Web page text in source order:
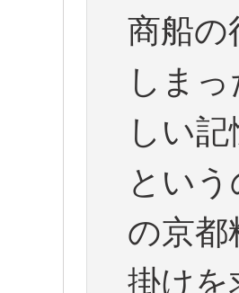
商船の
しま
しい
とい
の京都
掛けを